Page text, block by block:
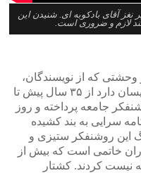
نغز آقای بادکوبه ای. شنیدن این
لازم و ضروری است.
وحشتی که از نویسندگان،
چکامه سرایان، گویندگان، و وبلاگ نویسان دارد از ۳۵ سال پیش تا
جامعه پرداخته و روز
سرایی به بند کشیده
این روشنفکر ستیزی و
خاتمی است که بیش از
نیست کردند. کشتار